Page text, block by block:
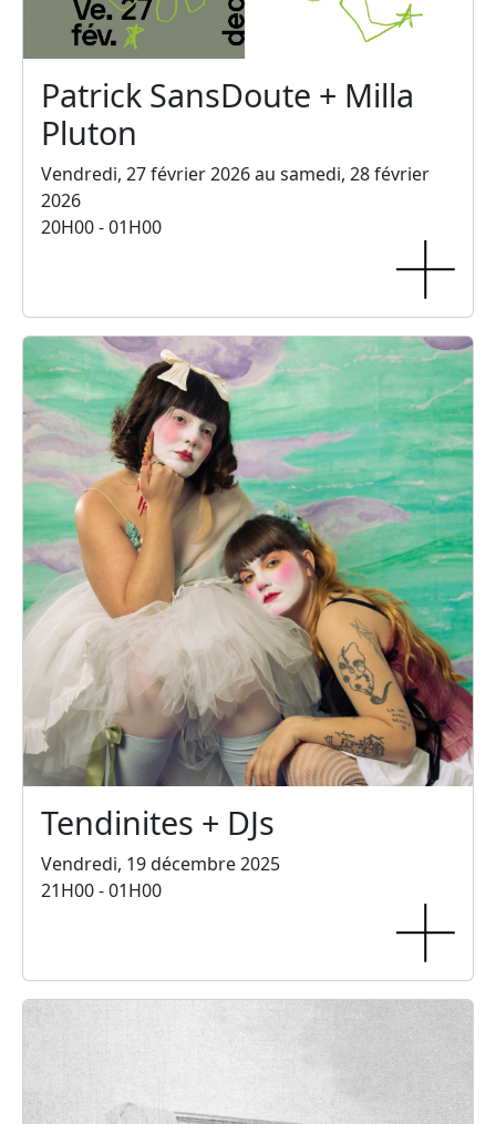
Patrick SansDoute + Milla
Pluton
Vendredi, 27 février 2026 au samedi, 28 février
2026
20H00 - 01H00
Tendinites + DJs
Vendredi, 19 décembre 2025
21H00 - 01H00